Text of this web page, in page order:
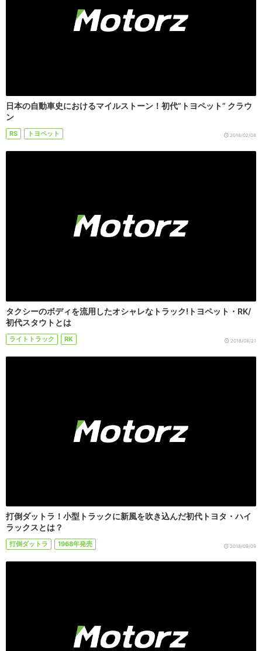
日本の自動車史におけるマイルストーン！初代”トヨペット” クラウ
ン
RS トヨペット 2018/02/08
タクシーのボディを流用したオシャレなトラック!トヨペット・RK/
初代スタウトとは
ライトトラック RK 2018/08/21
打倒ダットラ！小型トラックに新風を吹き込んだ初代トヨタ・ハイ
ラックスとは？
打倒ダットラ 1968年発売 2018/09/09